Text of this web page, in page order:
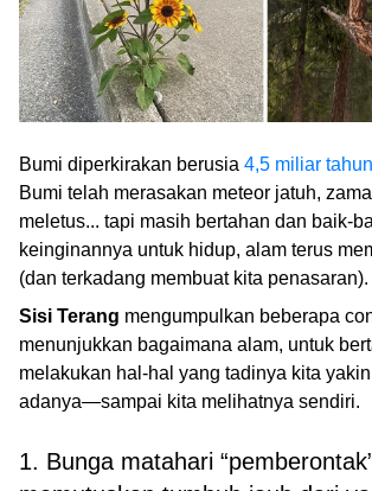
Bumi diperkirakan berusia 4,5 miliar tahun
Bumi telah merasakan meteor jatuh,
meletus... tapi masih bertahan dan baik-
keinginannya untuk hidup, alam terus
(dan terkadang membuat kita penasaran).
Sisi Terang mengumpulkan beberapa
menunjukkan bagaimana alam, untuk
melakukan hal-hal yang tadinya kita yakin
adanya—sampai kita melihatnya sendiri.
1. Bunga matahari